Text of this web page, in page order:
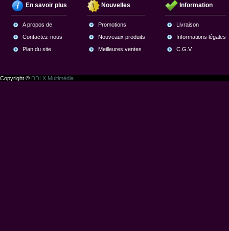
En savoir plus
A propos de
Contactez-nous
Plan du site
Nouvelles
Promotions
Nouveaux produits
Meilleures ventes
Information
Livraison
Informations légales
C.G.V
Copyright © DDLX Multimédia